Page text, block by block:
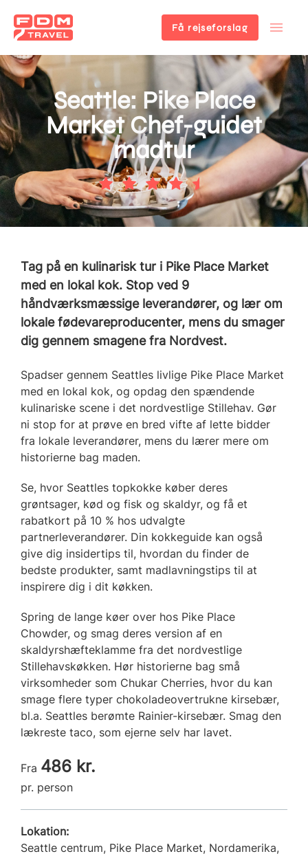
Gå
til
hovedindhold
Få rejseforslag
Seattle: Pike Place
Market Chef-guidet
madtur
Tag på en kulinarisk tur i Pike Place Market
med en lokal kok. Stop ved 9
håndværksmæssige leverandører, og lær om
lokale fødevareproducenter, mens du smager
dig gennem smagene fra Nordvest.
Spadser gennem Seattles livlige Pike Place Market
med en lokal kok, og opdag den spændende
kulinariske scene i det nordvestlige Stillehav. Gør
ni stop for at prøve en bred vifte af lette bidder
fra lokale leverandører, mens du lærer mere om
historierne bag maden.
Se, hvor Seattles topkokke køber deres
grøntsager, kød og fisk og skaldyr, og få et
rabatkort på 10 % hos udvalgte
partnerleverandører. Din kokkeguide kan også
give dig insidertips til, hvordan du finder de
bedste produkter, samt madlavningstips til at
inspirere dig i dit køkken.
Spring de lange køer over hos Pike Place
Chowder, og smag deres version af en
skaldyrshæfteklamme fra det nordvestlige
Stillehavskøkken. Hør historierne bag små
virksomheder som Chukar Cherries, hvor du kan
smage flere typer chokoladeovertrukne kirsebær,
bl.a. Seattles berømte Rainier-kirsebær. Smag den
lækreste taco, som ejerne selv har lavet.
Fra 486 kr.
pr. person
Lokation:
Seattle centrum, Pike Place Market, Nordamerika,